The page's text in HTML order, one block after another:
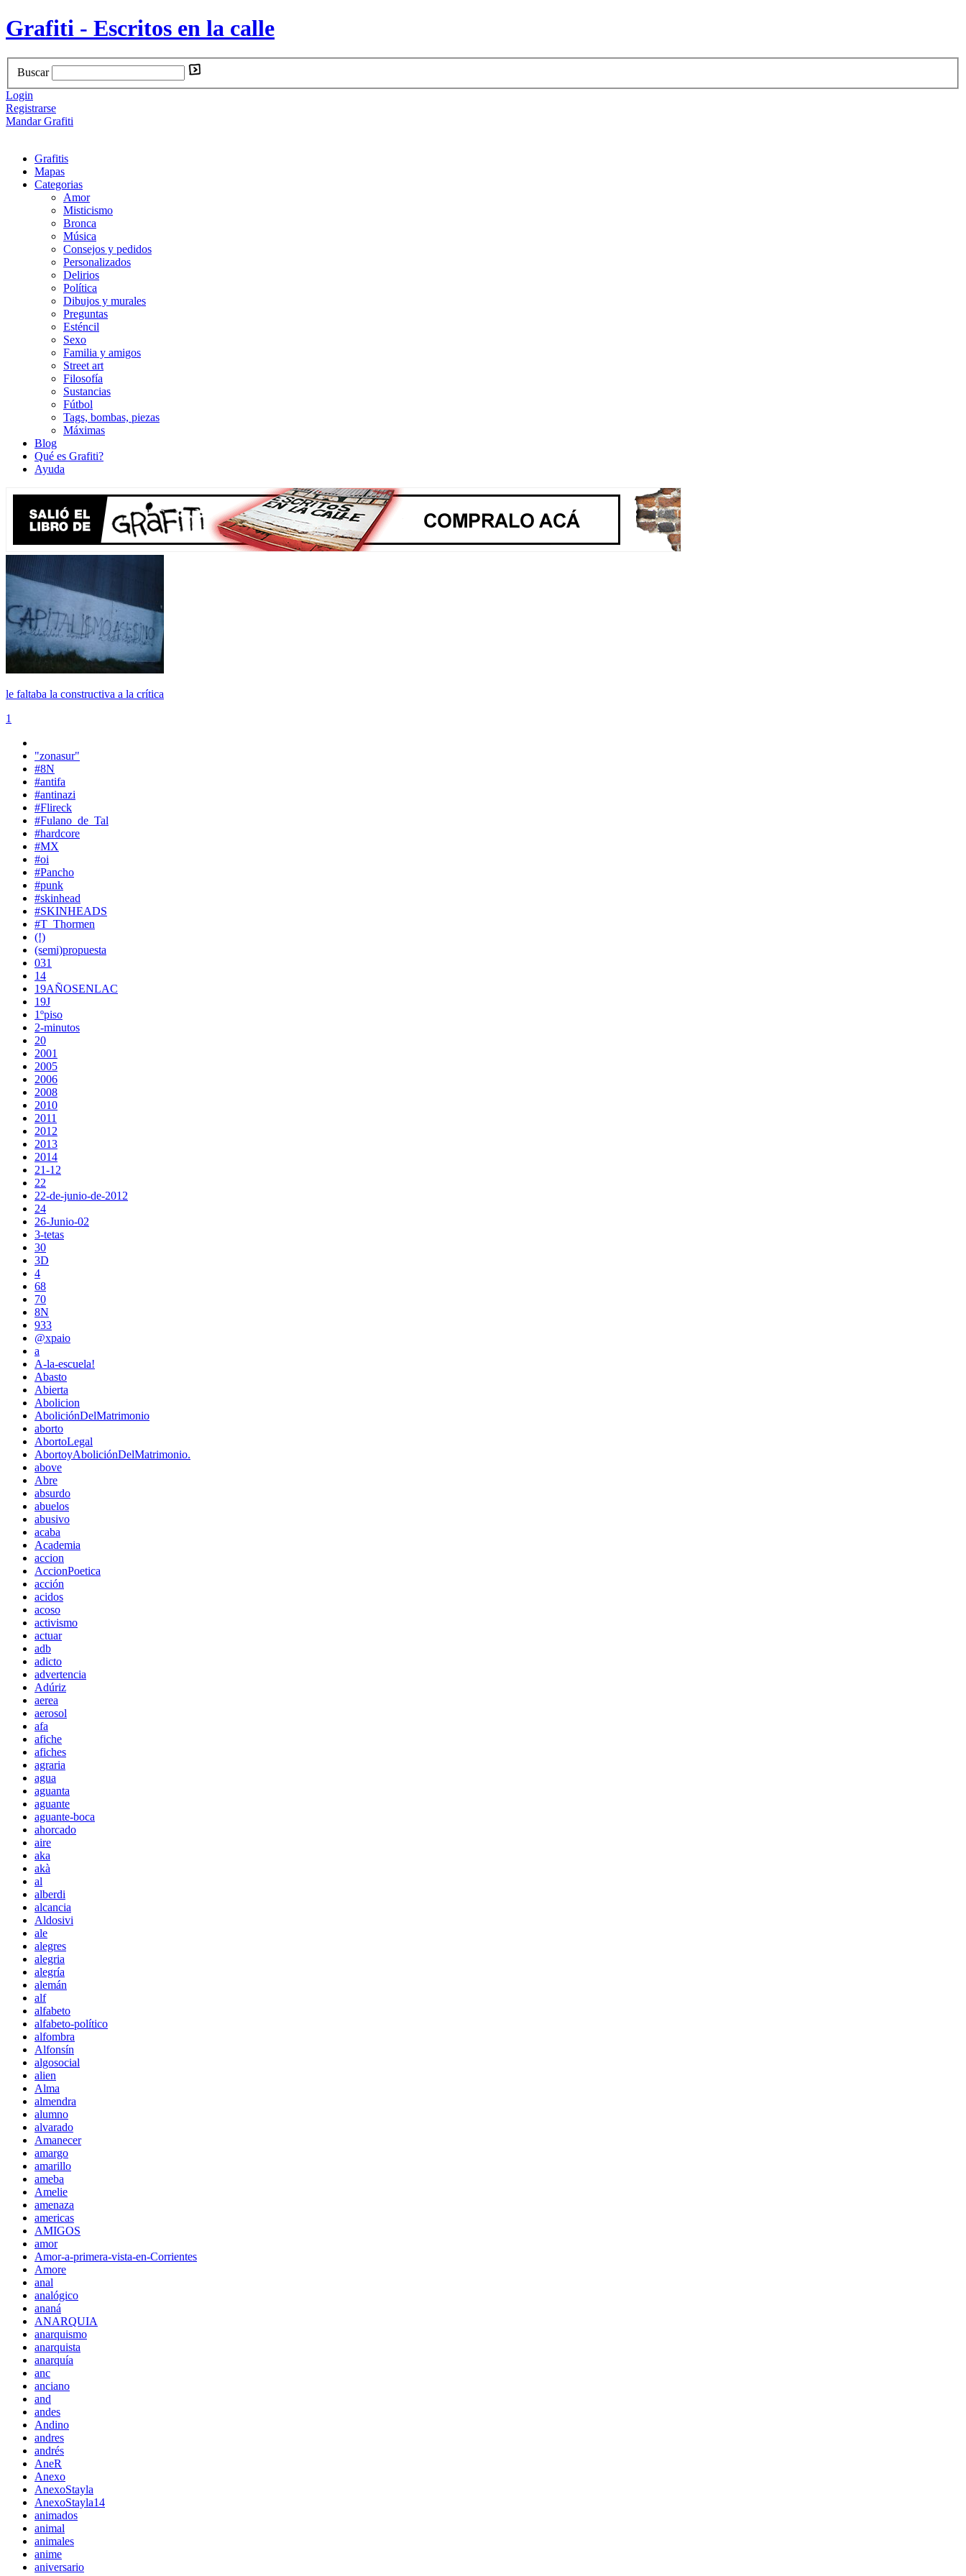
Grafiti - Escritos en la calle
Buscar
Login
Registrarse
Mandar Grafiti
Grafitis
Mapas
Categorias
Amor
Misticismo
Bronca
Música
Consejos y pedidos
Personalizados
Delirios
Política
Dibujos y murales
Preguntas
Esténcil
Sexo
Familia y amigos
Street art
Filosofía
Sustancias
Fútbol
Tags, bombas, piezas
Máximas
Blog
Qué es Grafiti?
Ayuda
le faltaba la constructiva a la crítica
1
"zonasur"
#8N
#antifa
#antinazi
#Flireck
#Fulano_de_Tal
#hardcore
#MX
#oi
#Pancho
#punk
#skinhead
#SKINHEADS
#T_Thormen
(!)
(semi)propuesta
031
14
19AÑOSENLAC
19J
1ºpiso
2-minutos
20
2001
2005
2006
2008
2010
2011
2012
2013
2014
21-12
22
22-de-junio-de-2012
24
26-Junio-02
3-tetas
30
3D
4
68
70
8N
933
@xpaio
a
A-la-escuela!
Abasto
Abierta
Abolicion
AboliciónDelMatrimonio
aborto
AbortoLegal
AbortoyAboliciónDelMatrimonio.
above
Abre
absurdo
abuelos
abusivo
acaba
Academia
accion
AccionPoetica
acción
acidos
acoso
activismo
actuar
adb
adicto
advertencia
Adúriz
aerea
aerosol
afa
afiche
afiches
agraria
agua
aguanta
aguante
aguante-boca
ahorcado
aire
aka
akà
al
alberdi
alcancia
Aldosivi
ale
alegres
alegria
alegría
alemán
alf
alfabeto
alfabeto-político
alfombra
Alfonsín
algosocial
alien
Alma
almendra
alumno
alvarado
Amanecer
amargo
amarillo
ameba
Amelie
amenaza
americas
AMIGOS
amor
Amor-a-primera-vista-en-Corrientes
Amore
anal
analógico
ananá
ANARQUIA
anarquismo
anarquista
anarquía
anc
anciano
and
andes
Andino
andres
andrés
AneR
Anexo
AnexoStayla
AnexoStayla14
animados
animal
animales
anime
aniversario